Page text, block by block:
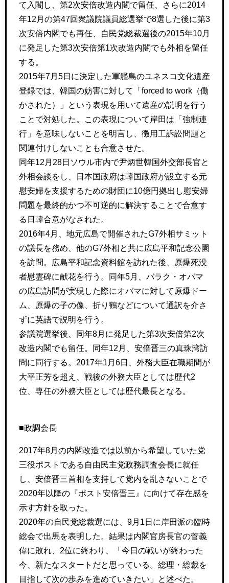
て入閣し、第2次安倍改造内閣で留任、さらに2014
年12月の第47回衆議院議員総選挙で8選した後に第3
次安倍内閣でも再任、自民党総裁選後の2015年10月
に発足した第3次安倍第1次改造内閣でも外相を留任
する。
2015年7月5日に決定した軍艦島のユネスコ文化遺産
登録では、韓国の妨害に対して「forced to work（働
かされた）」という表現を用いて遺産の説明を行う
ことで対処した。この表現について岸田は「強制連
行」を意味しないことを明言し、徴用工訴訟問題と
関連付けしないことも合意させた。
同年12月28日ソウル市内で尹炳世韓国外交部長官と
外相会談をし、日本国政府は韓国政府が設立する元
慰安婦を支援するための財団に10億円拠出し慰安婦
問題を最終的かつ不可逆的に解決することで合意す
る日韓合意がなされた。
2016年4月、地元広島で開催されたG7外相サミット
の議長を務め、他のG7外相と共に広島平和記念公園
を訪問。広島平和記念資料館を訪れた後、原爆死没
者慰霊碑に献花を行う。同年5月、バラク・オバマ
の広島訪問が実現した際にオバマに対して原爆ドー
ム、原爆の子の像、折り鶴などについて通訳を介さ
ずに英語で説明を行う。
参議院選挙後、同年8月に発足した第3次安倍第2次
改造内閣でも留任。同年12月、安倍晋三の真珠湾訪
問に同行する。2017年1月6日、外務大臣在職期間が
大平正芳を超え、戦後の外務大臣としては歴代2
位、専任の外務大臣としては歴代最長となる。
■政調会長
2017年8月の内閣改造では以前から希望していた党
三役ポストである自由民主党政務調査会長に就任
し、安倍晋三首相を支持して党内を乱さないことで
2020年以降の『ポスト安倍晋三』に向けて存在感を
示す方針を取った。
2020年の自民党総裁選には、9月1日に岸田派の臨時
総会で出馬を表明した。結果は内閣官房長官の菅義
偉に敗れ、2位に終わり、「今日の戦いが終わった
今、新たなスタートだと思っている。総理・総裁を
目指して次の歩みを進めていきたい」と述べた。